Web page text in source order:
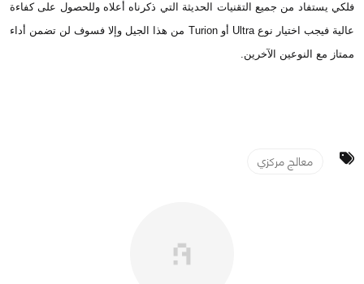
فلكي يستفاد من جميع التقنيات الحديثة التي ذكرناه أعلاه وللحصول على كفاءة
عالية فيجب اختيار نوع Ultra أو Turion من هذا الجيل وإلا فسوف لن تضمن أداء
ممتاز مع النوعين الآخرين.
معالج مركزي